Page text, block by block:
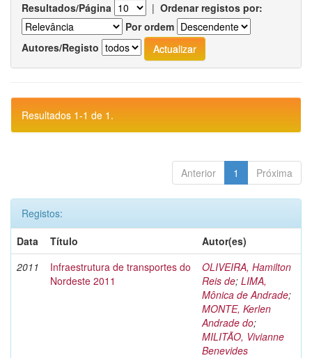
Resultados/Página | Ordenar registos por:
Por ordem
Autores/Registo
Resultados 1-1 de 1.
Anterior 1 Próxima
Registos:
Data
Título
Autor(es)
2011
Infraestrutura de transportes do
Nordeste 2011
OLIVEIRA, Hamilton
Reis de; LIMA,
Mônica de Andrade;
MONTE, Kerlen
Andrade do;
MILITÃO, Vivianne
Benevides